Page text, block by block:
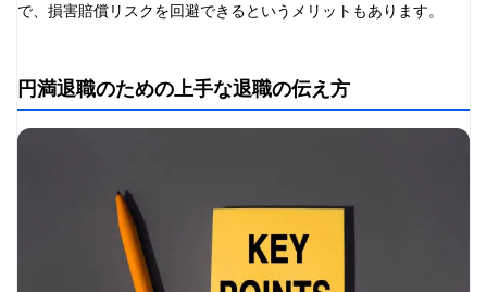
で、損害賠償リスクを回避できるというメリットもあります。
円満退職のための上手な退職の伝え方